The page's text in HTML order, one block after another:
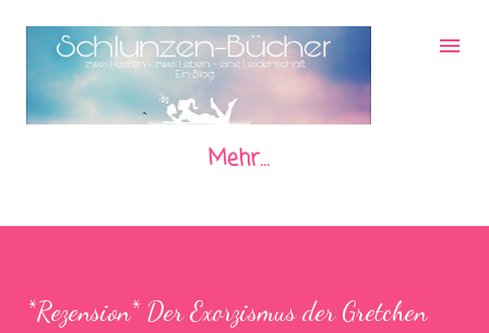
Direkt zum Hauptbereich
Mehr…
*Rezension* Der Exorzismus der Gretchen